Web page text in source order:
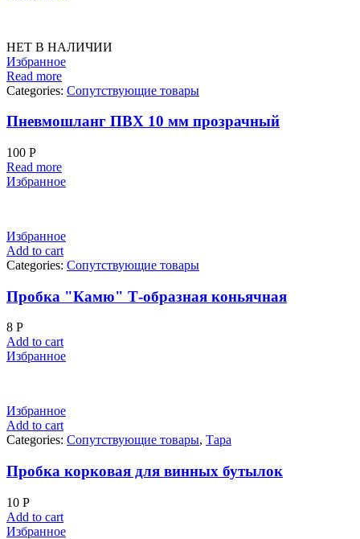
НЕТ В НАЛИЧИИ
Избранное
Read more
Categories: Сопутствующие товары
Пневмошланг ПВХ 10 мм прозрачный
100 Р
Read more
Избранное
Избранное
Add to cart
Categories: Сопутствующие товары
Пробка "Камю" Т-образная коньячная
8 Р
Add to cart
Избранное
Избранное
Add to cart
Categories: Сопутствующие товары, Тара
Пробка корковая для винных бутылок
10 Р
Add to cart
Избранное